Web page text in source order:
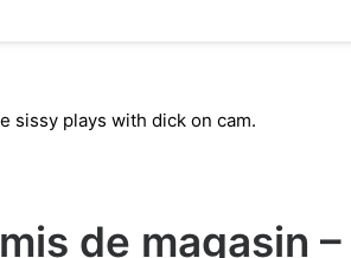
sissy plays with dick on cam.
de magasin